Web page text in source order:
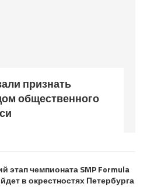
признать
общественного
этап чемпионата SMP Formula
в окрестностях Петербурга